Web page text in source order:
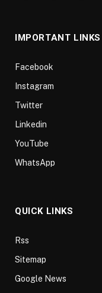
IMPORTANT LINKS
Facebook
Instagram
Twitter
Linkedin
YouTube
WhatsApp
QUICK LINKS
Rss
Sitemap
Google News